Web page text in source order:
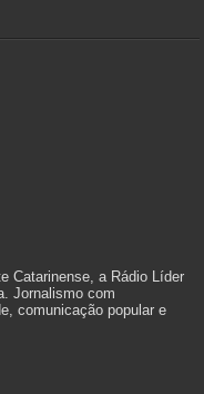
Catarinense, a Rádio Líder
Jornalismo com
comunicação popular e